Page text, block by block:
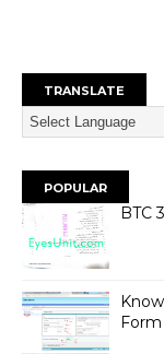
TRANSLATE
POPULAR
BTC
Form